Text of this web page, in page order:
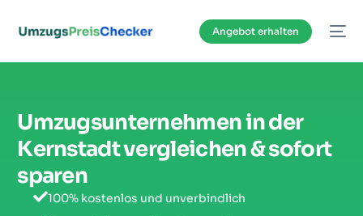
Angebot erhalten
Umzugsunternehmen in der
Kernstadt vergleichen & sofort
sparen
100% kostenlos und unverbindlich